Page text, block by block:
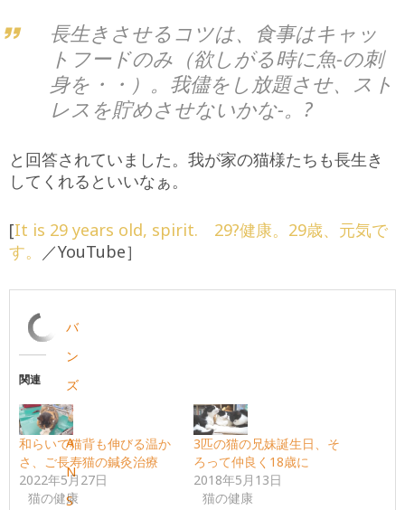
長生きさせるコツは、食事はキャッ
トフードのみ（欲しがる時に魚-の刺
身を・・）。我儘をし放題させ、スト
レスを貯めさせないかな-。?
と回答されていました。我が家の猫様たちも長生き
してくれるといいなぁ。
[It is 29 years old, spirit. 29?健康。29歳、元気で
す。
／YouTube］
バ
ン
ズ
V
A
N
S
関連
和らいで猫背も伸びる温か
さ、ご長寿猫の鍼灸治療
2022年5月27日
猫の健康
3匹の猫の兄妹誕生日、そ
ろって仲良く18歳に
2018年5月13日
猫の健康